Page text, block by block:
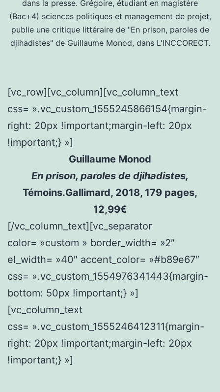
dans la presse. Grégoire, étudiant en magistère
(Bac+4) sciences politiques et management de projet,
publie une critique littéraire de "En prison, paroles de
djihadistes" de Guillaume Monod, dans L'INCCORECT.
[vc_row][vc_column][vc_column_text
css= ».vc_custom_1555245866154{margin-
right: 20px !important;margin-left: 20px
!important;} »]
Guillaume Monod
En prison, paroles de djihadistes,
Témoins.Gallimard, 2018, 179 pages,
12,99€
[/vc_column_text][vc_separator
color= »custom » border_width= »2″
el_width= »40″ accent_color= »#b89e67″
css= ».vc_custom_1554976341443{margin-
bottom: 50px !important;} »]
[vc_column_text
css= ».vc_custom_1555246412311{margin-
right: 20px !important;margin-left: 20px
!important;} »]